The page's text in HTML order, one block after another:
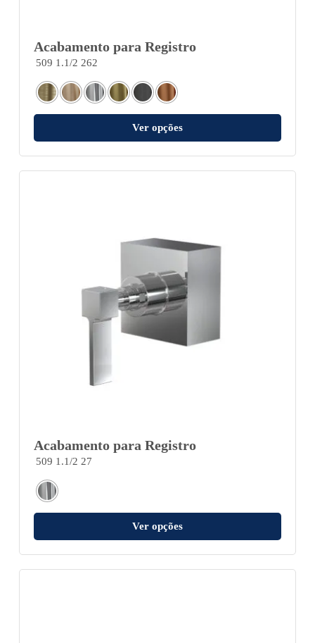
Acabamento para Registro
509 1.1/2 262
Ver opções
Acabamento para Registro
509 1.1/2 27
Ver opções